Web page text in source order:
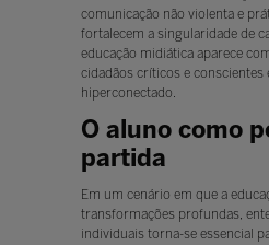
comunicação não violenta e
fortalecem a singularidade de
educação midiática aparece
cidadãos críticos e conscientes
hiperconectado.
O aluno como
partida
Em um cenário em que a
transformações profundas,
individuais torna-se essencial